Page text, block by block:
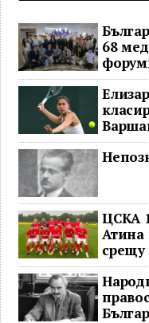
68
ЦСКА
Атина